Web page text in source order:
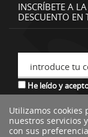
INSCRÍBETE A
DESCUENTO
introduce tu
He leído y
*descuento no
Utilizamos cookies
nuestros servicios
con sus